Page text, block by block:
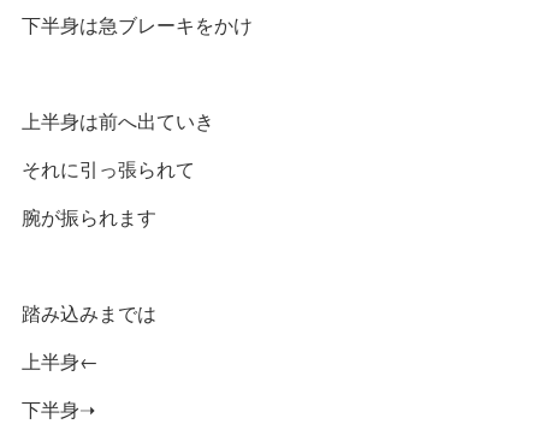
下半身は急ブレーキをかけ
上半身は前へ出ていき
それに引っ張られて
腕が振られます
踏み込みまでは
上半身←
下半身➝